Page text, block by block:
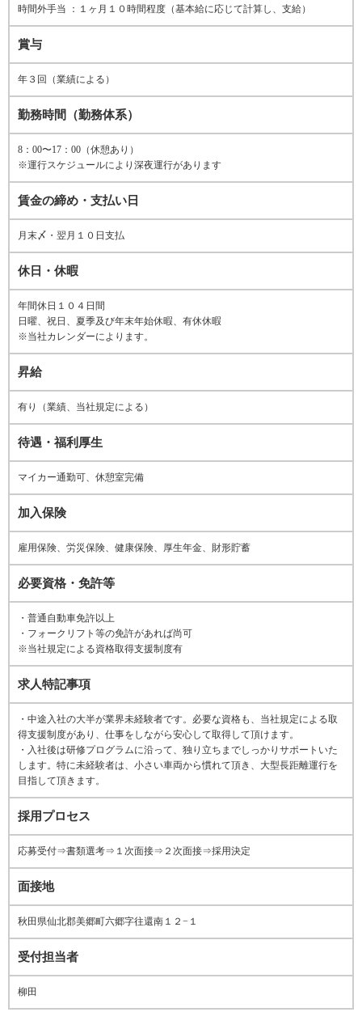
時間外手当 ：１ヶ月１０時間程度（基本給に応じて計算し、支給）
賞与
年３回（業績による）
勤務時間（勤務体系）
8：00〜17：00（休憩あり）
※運行スケジュールにより深夜運行があります
賃金の締め・支払い日
月末〆・翌月１０日支払
休日・休暇
年間休日１０４日間
日曜、祝日、夏季及び年末年始休暇、有休休暇
※当社カレンダーによります。
昇給
有り（業績、当社規定による）
待遇・福利厚生
マイカー通勤可、休憩室完備
加入保険
雇用保険、労災保険、健康保険、厚生年金、財形貯蓄
必要資格・免許等
・普通自動車免許以上
・フォークリフト等の免許があれば尚可
※当社規定による資格取得支援制度有
求人特記事項
・中途入社の大半が業界未経験者です。必要な資格も、当社規定による取
得支援制度があり、仕事をしながら安心して取得して頂けます。
・入社後は研修プログラムに沿って、独り立ちまでしっかりサポートいた
します。特に未経験者は、小さい車両から慣れて頂き、大型長距離運行を
目指して頂きます。
採用プロセス
応募受付⇒書類選考⇒１次面接⇒２次面接⇒採用決定
面接地
秋田県仙北郡美郷町六郷字往還南１２−１
受付担当者
柳田